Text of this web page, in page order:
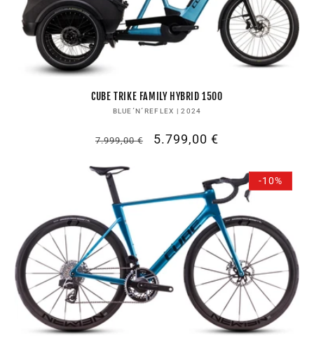
CUBE TRIKE FAMILY HYBRID 1500
Anbieter:
BLUE´N´REFLEX | 2024
Normaler
7.999,00 € Verkaufspreis
5.799,00 €
-10%